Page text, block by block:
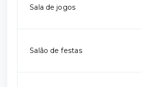
Sala de jogos
Salão de festas